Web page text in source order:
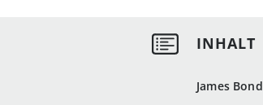
James